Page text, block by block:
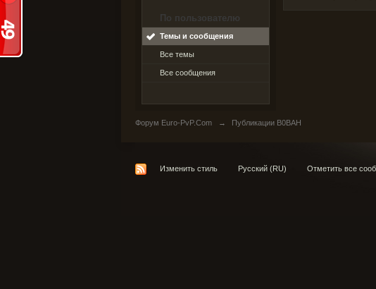
По пользователю
Темы и сообщения
Все темы
Все сообщения
Форум Euro-PvP.Com → Публикации B0BAH
Изменить стиль Русский (RU) Отметить все